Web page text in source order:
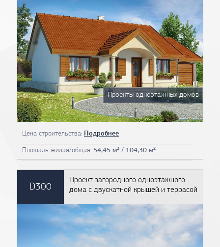
Цена строительства: Подробнее
Площадь жилая/общая: 54,45 м² / 104,30 м²
Проекты одноэтажных домов
D300
Проект загородного одноэтажного
дома с двускатной крышей и террасой